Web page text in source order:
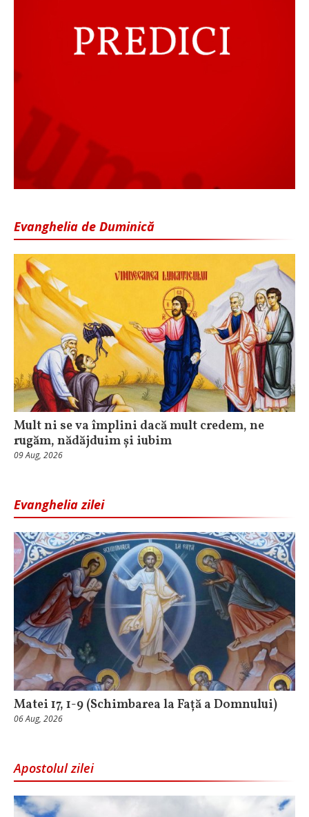
Evanghelia de Duminică
Mult ni se va împlini dacă mult credem, ne
rugăm, nădăjduim și iubim
09 Aug, 2026
Evanghelia zilei
Matei 17, 1-9 (Schimbarea la Față a Domnului)
06 Aug, 2026
Apostolul zilei